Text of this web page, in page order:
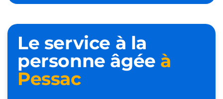
Le service à la
personne âgée à
Pessac